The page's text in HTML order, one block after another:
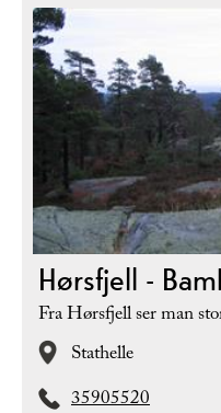
Hørsfjell -
Fra Hørsfjell ser man
Stathelle
35905520